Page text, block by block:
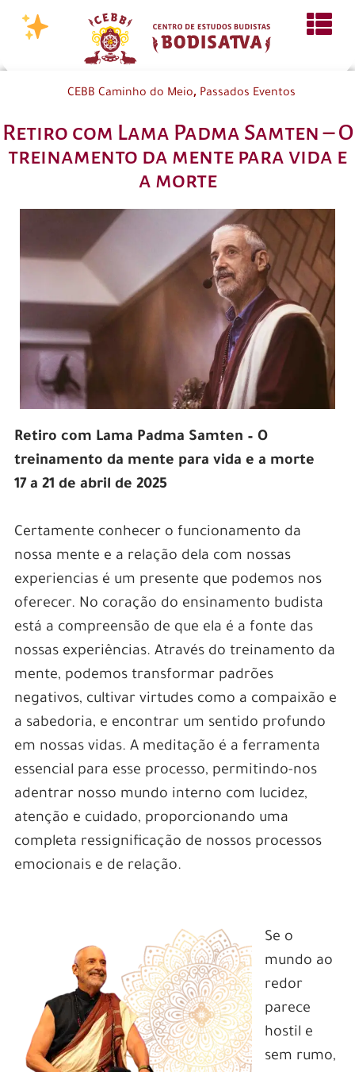
CEBB Caminho do Meio, Passados Eventos
Retiro com Lama Padma Samten – O
treinamento da mente para vida e
a morte
Retiro com Lama Padma Samten – O
treinamento da mente para vida e a morte
17 a 21 de abril de 2025
Certamente conhecer o funcionamento da
nossa mente e a relação dela com nossas
experiencias é um presente que podemos nos
oferecer. No coração do ensinamento budista
está a compreensão de que ela é a fonte das
nossas experiências. Através do treinamento da
mente, podemos transformar padrões
negativos, cultivar virtudes como a compaixão e
a sabedoria, e encontrar um sentido profundo
em nossas vidas. A meditação é a ferramenta
essencial para esse processo, permitindo-nos
adentrar nosso mundo interno com lucidez,
atenção e cuidado, proporcionando uma
completa ressignificação de nossos processos
emocionais e de relação.
Se o
mundo ao
redor
parece
hostil e
sem rumo,